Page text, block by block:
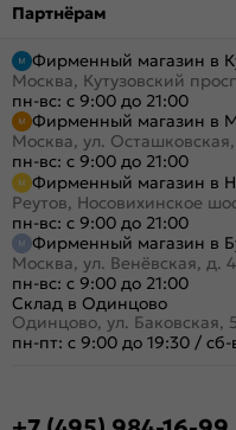
Партнёрам
Фирменный магазин в
Москва, Кутузовский
пн-вс: с 9:00 до 21:00
Фирменный магазин в
Москва, ул.
пн-вс: с 9:00 до 21:00
Фирменный магазин в
Реутов, Носовихинское
пн-вс: с 9:00 до 21:00
Фирменный магазин в
Москва, ул. Венёвская, д. 4
пн-вс: с 9:00 до 21:00
Склад в Одинцово
Одинцово, ул. Баковская, 5
пн-пт: с 9:00 до 19:30 / сб-